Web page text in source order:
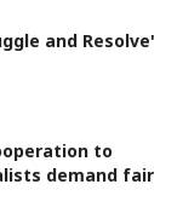
and Resolve'
to
demand fair